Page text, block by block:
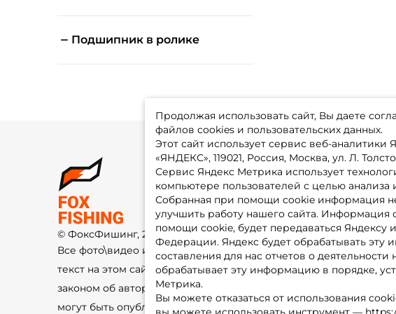
Подшипник в ролике
Продолжая использовать сайт, Вы даете
файлов cookies и пользовательских данных.
Этот сайт использует сервис веб-
«ЯНДЕКС», 119021, Россия, Москва, ул. Л.
Сервис Яндекс Метрика использует
компьютере пользователей с целью анализа
Собранная при помощи cookie информация
улучшить работу нашего сайта. Информация
помощи cookie, будет передаваться Яндексу
Федерации. Яндекс будет обрабатывать эту
составления для нас отчетов о
обрабатывает эту информацию в порядке,
Метрика.
Вы можете отказаться от использования
© ФоксФишинг, 2009-2026
Все фото\видео изображения и
текст на этом сайте защищены
законом об авторском праве и не
могут быть опубликованы ещё где-
О магазине
Доставка
Оплата
Fox-bonus
Гуру
Контакты
Политика